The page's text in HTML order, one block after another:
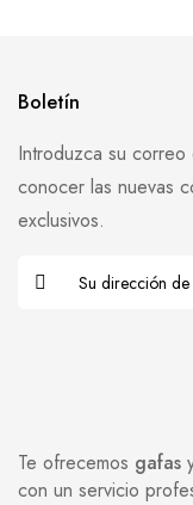
Te ofrecemos gafas
con un servicio
Boletín
Introduzca su
conocer las nuevas
exclusivos.